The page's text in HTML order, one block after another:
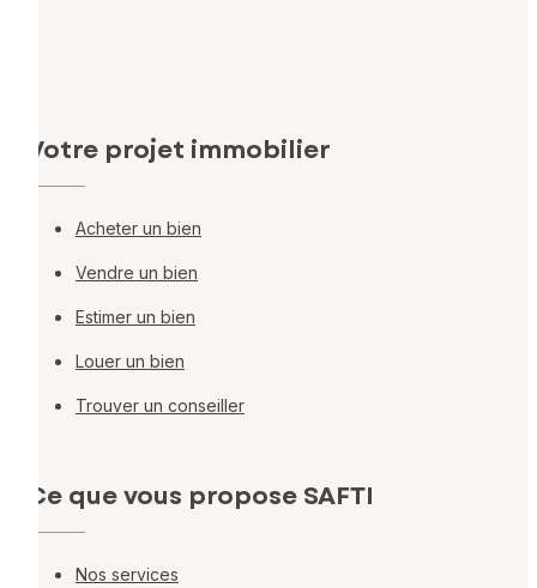
Votre projet immobilier
Acheter un bien
Vendre un bien
Estimer un bien
Louer un bien
Trouver un conseiller
Ce que vous propose SAFTI
Nos services